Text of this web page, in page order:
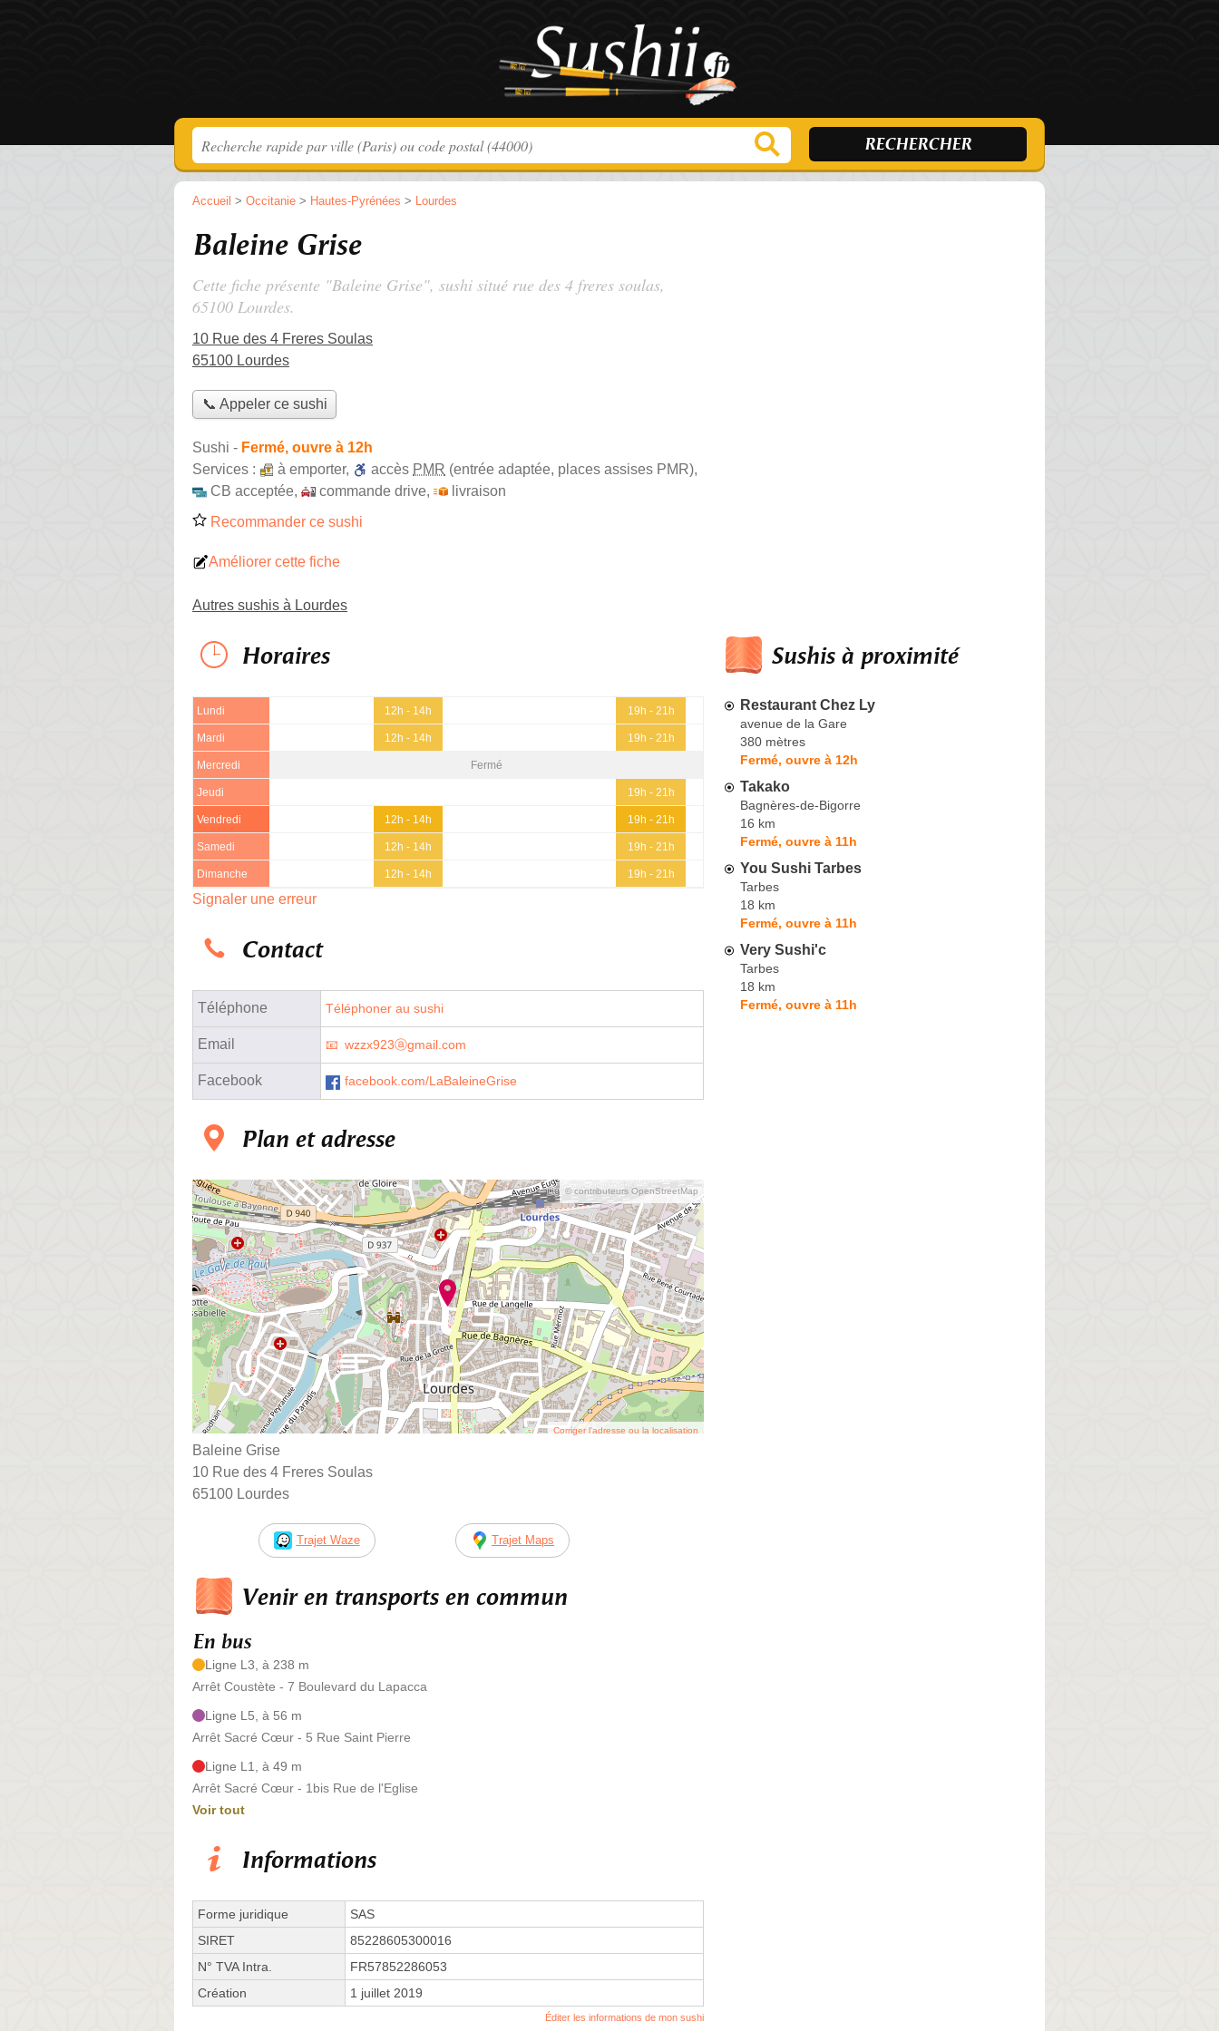
Accueil > Occitanie > Hautes-Pyrénées > Lourdes
Baleine Grise
Cette fiche présente "Baleine Grise", sushi situé rue des 4 freres soulas,
65100 Lourdes.
10 Rue des 4 Freres Soulas
65100 Lourdes
📞 Appeler ce sushi
Sushi - Fermé, ouvre à 12h
Services :
à emporter, accès PMR (entrée adaptée, places assises PMR),
CB acceptée, commande drive,
livraison
Recommander ce sushi
Améliorer cette fiche
Autres sushis à Lourdes
Horaires
Lundi 12h - 14h 19h - 21h
Mardi 12h - 14h 19h - 21h
Mercredi Fermé
Jeudi 19h - 21h
Vendredi 12h - 14h 19h - 21h
Samedi 12h - 14h 19h - 21h
Dimanche 12h - 14h 19h - 21h
Signaler une erreur
Contact
Téléphone Téléphoner au sushi
Email wzzx923ⓐgmail.com
Facebook facebook.com/LaBaleineGrise
Plan et adresse
© contributeurs OpenStreetMap
Corriger l’adresse ou la localisation
Baleine Grise
10 Rue des 4 Freres Soulas
65100 Lourdes
Trajet Waze Trajet Maps
Venir en transports en commun
En bus
Ligne L3, à 238 m
Arrêt Coustète - 7 Boulevard du Lapacca
Ligne L5, à 56 m
Arrêt Sacré Cœur - 5 Rue Saint Pierre
Ligne L1, à 49 m
Arrêt Sacré Cœur - 1bis Rue de l'Eglise
Voir tout
Informations
Forme juridique
SAS
SIRET
85228605300016
N° TVA Intra.
FR57852286053
Création
1 juillet 2019
Éditer les informations de mon sushi
Sushis à proximité
Restaurant Chez Ly
avenue de la Gare
380 mètres
Fermé, ouvre à 12h
Takako
Bagnères-de-Bigorre
16 km
Fermé, ouvre à 11h
You Sushi Tarbes
Tarbes
18 km
Fermé, ouvre à 11h
Very Sushi'c
Tarbes
18 km
Fermé, ouvre à 11h